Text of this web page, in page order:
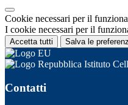
Cookie necessari per il
I cookie necessari per il
Accetta tutti Salva le
Istituto
Contatti